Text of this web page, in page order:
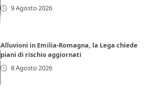
9 Agosto 2026
Alluvioni in Emilia-Romagna, la Lega chiede
piani di rischio aggiornati
8 Agosto 2026